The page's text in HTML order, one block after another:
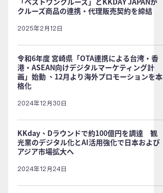
クルーズ商品の連携・代理販売契約を締結
2025年2月12日
令和6年度 宮崎県「OTA連携による台湾・香
港・ASEAN向けデジタルマーケティング計
画」始動 、12月より海外プロモーションを本
格化
2024年12月30日
KKday、Dラウンドで約100億円を調達 観
光業のデジタル化とAI活用強化で日本および
アジア市場拡大へ
2024年12月24日